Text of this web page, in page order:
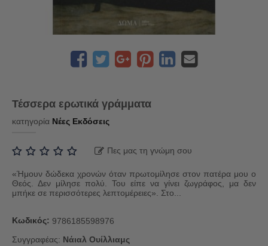
Τέσσερα ερωτικά γράμματα
κατηγορία Νέες Εκδόσεις
Πες μας τη γνώμη σου
«Ήμουν δώδεκα χρονών όταν πρωτομίλησε στον πατέρα μου ο
Θεός. Δεν μίλησε πολύ. Του είπε να γίνει ζωγράφος, μα δεν
μπήκε σε περισσότερες λεπτομέρειες». Στο...
Κωδικός: 9786185598976
Συγγραφέας: Νάιαλ Ουίλλιαμς